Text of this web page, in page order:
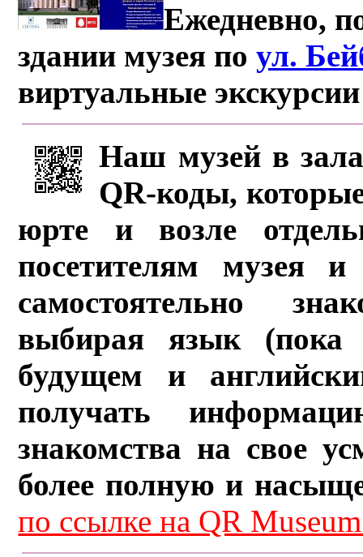
Ежедневно,
здании музея поул.
виртуальные
Наш музей в
QR-коды,
юрте и возле
посетителям музея и
самостоятельно
выбирая язык (пока
будущем и
получать
знакомства на свое
более полную и
по ссылке на QR